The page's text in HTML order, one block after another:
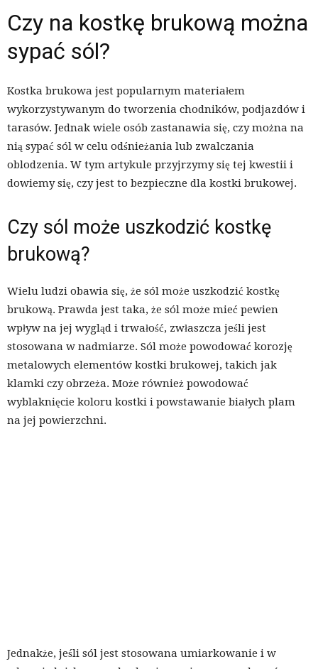
Czy na kostkę brukową można
sypać sól?
Kostka brukowa jest popularnym materiałem
wykorzystywanym do tworzenia chodników, podjazdów i
tarasów. Jednak wiele osób zastanawia się, czy można na
nią sypać sól w celu odśnieżania lub zwalczania
oblodzenia. W tym artykule przyjrzymy się tej kwestii i
dowiemy się, czy jest to bezpieczne dla kostki brukowej.
Czy sól może uszkodzić kostkę
brukową?
Wielu ludzi obawia się, że sól może uszkodzić kostkę
brukową. Prawda jest taka, że sól może mieć pewien
wpływ na jej wygląd i trwałość, zwłaszcza jeśli jest
stosowana w nadmiarze. Sól może powodować korozję
metalowych elementów kostki brukowej, takich jak
klamki czy obrzeża. Może również powodować
wyblaknięcie koloru kostki i powstawanie białych plam
na jej powierzchni.
Jednakże, jeśli sól jest stosowana umiarkowanie i w